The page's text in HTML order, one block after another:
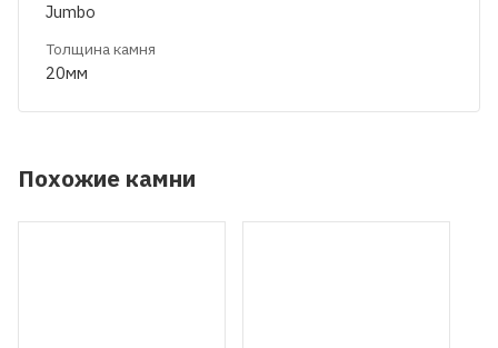
Jumbo
Толщина камня
20мм
Похожие камни